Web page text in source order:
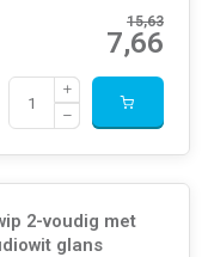
15,63
7,66
2-voudig met
glans